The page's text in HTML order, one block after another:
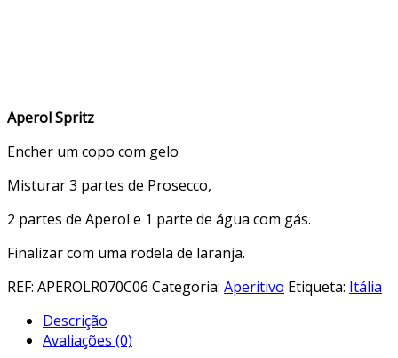
Aperol Spritz
Encher um copo com gelo
Misturar 3 partes de Prosecco,
2 partes de Aperol e 1 parte de água com gás.
Finalizar com uma rodela de laranja.
REF: APEROLR070C06 Categoria: Aperitivo Etiqueta: Itália
Descrição
Avaliações (0)